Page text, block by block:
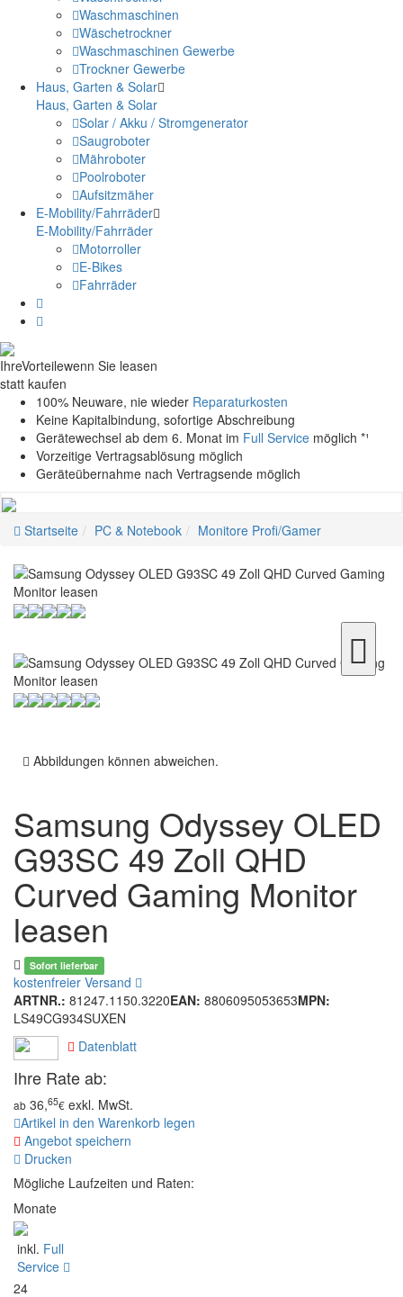
Waschmaschinen
Wäschetrockner
Waschmaschinen Gewerbe
Trockner Gewerbe
Haus, Garten & Solar
Haus, Garten & Solar
Solar / Akku / Stromgenerator
Saugroboter
Mähroboter
Poolroboter
Aufsitzmäher
E-Mobility/Fahrräder
E-Mobility/Fahrräder
Motorroller
E-Bikes
Fahrräder
IhreVorteilewenn Sie leasen
statt kaufen
100% Neuware, nie wieder Reparaturkosten
Keine Kapitalbindung, sofortige Abschreibung
Gerätewechsel ab dem 6. Monat im Full Service möglich *¹
Vorzeitige Vertragsablösung möglich
Geräteübernahme nach Vertragsende möglich
Startseite PC & Notebook Monitore Profi/Gamer
Abbildungen können abweichen.
Samsung Odyssey OLED
G93SC 49 Zoll QHD
Curved Gaming Monitor
leasen
Sofort lieferbar
kostenfreier Versand
ARTNR.: 81247.1150.3220EAN: 8806095053653MPN:
LS49CG934SUXEN
Datenblatt
Ihre Rate ab:
ab 36,65€ exkl. MwSt.
Artikel in den Warenkorb legen
Angebot speichern
Drucken
Mögliche Laufzeiten und Raten:
Monate
inkl. Full
Service
24